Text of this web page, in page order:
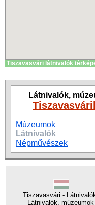
Tiszavasvári látnivalók
Látnivalók,
Múzeumok
Látnivalók
Népművészek
Tiszavasvári -
Látnivalók, múzeumok